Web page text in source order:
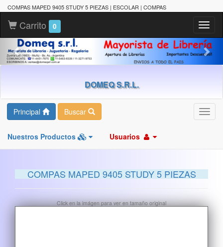
COMPAS MAPED 9405 STUDY 5 PIEZAS | ESCOLAR | COMPAS
Carrito 0
DOMEQ S.R.L.
Principal Buscar
Nuestros Productos Usuarios
COMPAS MAPED 9405 STUDY 5 PIEZAS
Click en la imágen para ver en tamaño original